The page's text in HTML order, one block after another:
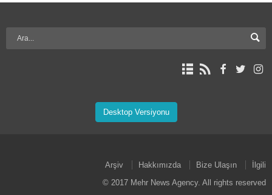
Desktop Versiyonu
Arşiv Hakkımızda Bize Ulaşın
İlgili
© 2017 Mehr News Agency. All rights reserved